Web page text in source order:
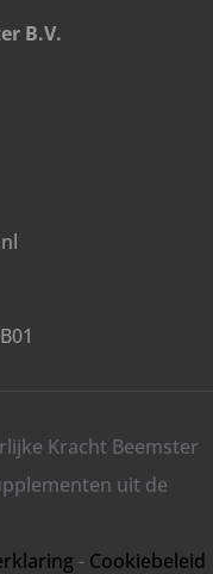
B.V.
Kracht Beemster
uit de
- Cookiebeleid